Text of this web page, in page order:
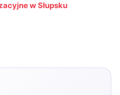
w Słupsku